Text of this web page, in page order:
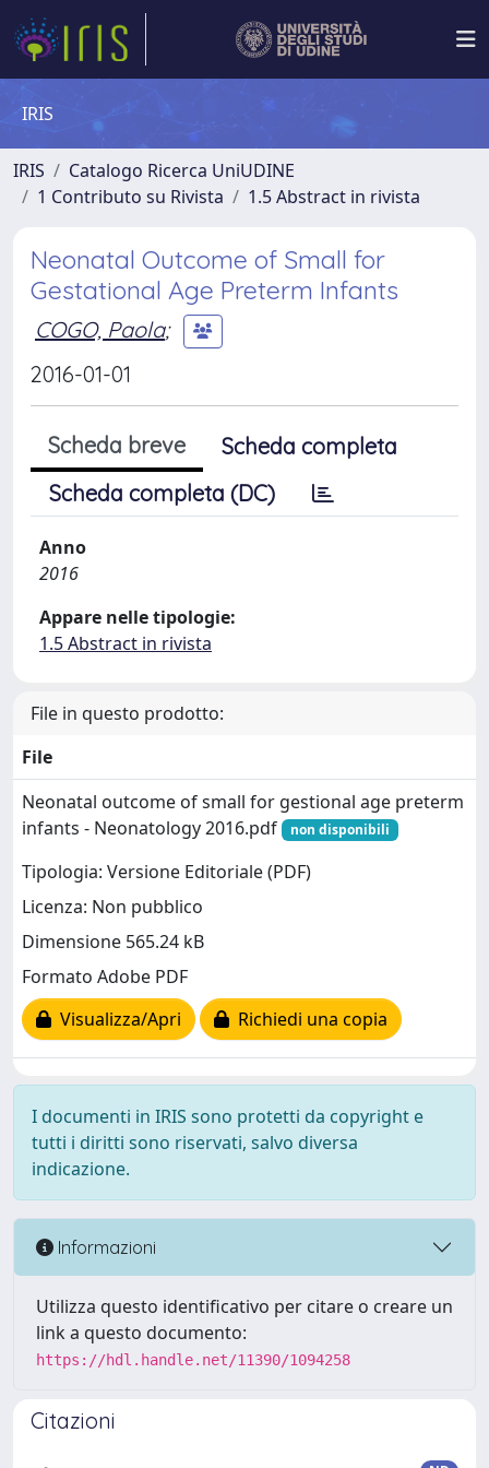
IRIS
IRIS
Catalogo Ricerca UniUDINE
1 Contributo su Rivista
1.5 Abstract in rivista
Neonatal Outcome of Small for
Gestational Age Preterm Infants
COGO, Paola;
2016-01-01
Scheda breve
Scheda completa
Scheda completa (DC)
Anno
2016
Appare nelle tipologie:
1.5 Abstract in rivista
File in questo prodotto:
File
Neonatal outcome of small for gestional age preterm
infants - Neonatology 2016.pdf
non disponibili
Tipologia: Versione Editoriale (PDF)
Licenza: Non pubblico
Dimensione 565.24 kB
Formato Adobe PDF
Visualizza/Apri
Richiedi una copia
I documenti in IRIS sono protetti da copyright e
tutti i diritti sono riservati, salvo diversa
indicazione.
Informazioni
Utilizza questo identificativo per citare o creare un
link a questo documento:
https://hdl.handle.net/11390/1094258
Citazioni